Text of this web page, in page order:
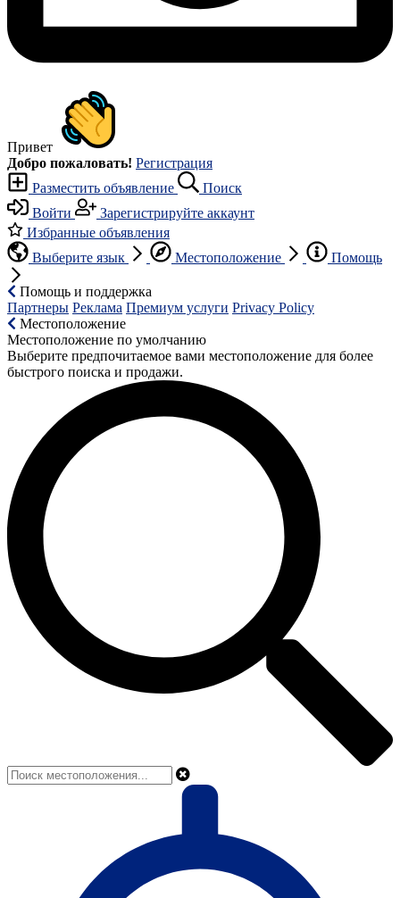
Привет
Добро пожаловать! Регистрация
Разместить объявление
Поиск
Войти
Зарегистрируйте аккаунт
Избранные объявления
Выберите язык
Местоположение Помощь
Помощь и поддержка
Партнеры Реклама Премиум услуги Privacy Policy
Местоположение
Местоположение по умолчанию
Выберите предпочитаемое вами местоположение для более
быстрого поиска и продажи.